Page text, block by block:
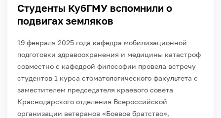
Студенты КубГМУ вспомнили о
подвигах земляков
19 февраля 2025 года кафедра мобилизационной
подготовки здравоохранения и медицины катастроф
совместно с кафедрой философии провела встречу
студентов 1 курса стоматологического факультета с
заместителем председателя краевого совета
Краснодарского отделения Всероссийской
организации ветеранов «Боевое братство»,